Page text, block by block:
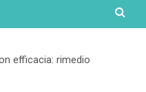
efficacia: rimedio